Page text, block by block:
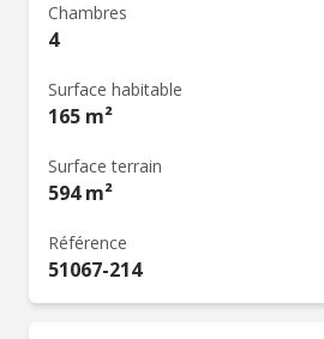
Chambres
4
Surface habitable
165 m²
Surface terrain
594 m²
Référence
51067-214